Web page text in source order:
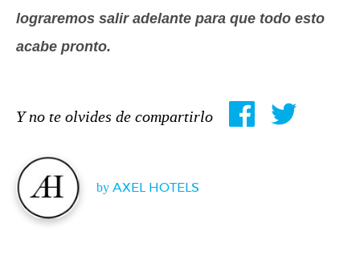
lograremos salir adelante para que todo esto
acabe pronto.
Y no te olvides de compartirlo
by AXEL HOTELS